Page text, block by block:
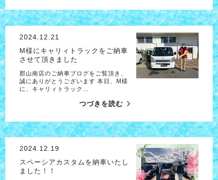
2024.12.21
M様にキャリィトラックをご納車
させて頂きました
郡山南店のご納車ブログをご覧頂き、
誠にありがとうございます 本日、M様
に、キャリィトラック…
つづきを読む
2024.12.19
スペーシアカスタムを納車いたし
ました！！